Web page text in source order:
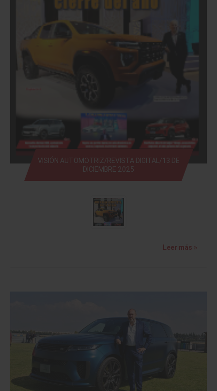
VISIÓN AUTOMOTRIZ/REVISTA DIGITAL/13 DE
DICIEMBRE 2025
Leer más »